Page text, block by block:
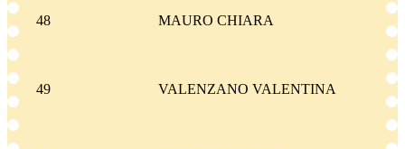
48 MAURO CHIARA
49 VALENZANO VALENTINA